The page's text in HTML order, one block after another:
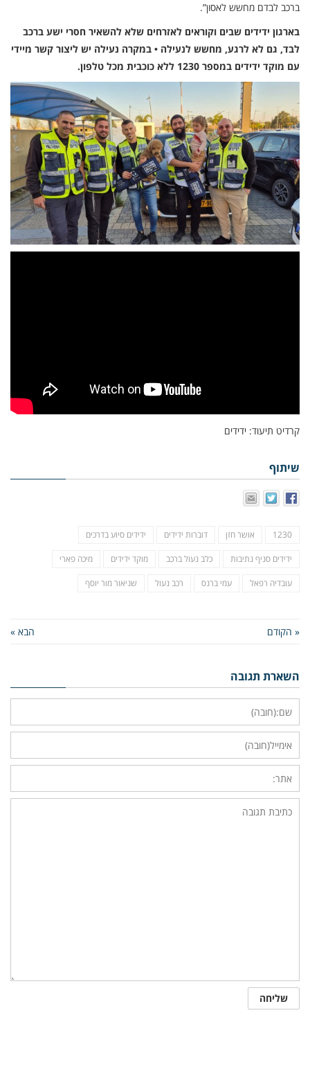
ברכב לבדם מחשש לאסון”.
בארגון ידידים שבים וקוראים לאזרחים שלא להשאיר חסרי ישע ברכב
לבד, גם לא לרגע, מחשש לנעילה • במקרה נעילה יש ליצור קשר מיידי
עם מוקד ידידים במספר 1230 ללא כוכבית מכל טלפון.
קרדיט תיעוד: ידידים
שיתוף
1230 אושר חזן דוברות ידידים ידידים סיוע בדרכים
ידידים סניף נתיבות כלב נעול ברכב מוקד ידידים מיכה פארי
עובדיה רפאל עמי ברנס רכב נעול שניאור מור יוסף
« הקודם הבא »
השארת תגובה